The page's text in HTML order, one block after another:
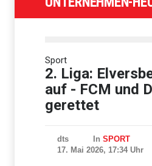
in Streit um
Hormus
Sport
2. Liga:
auf - FCM und
gerettet
dts In SPORT
17. Mai 2026, 17:34 Uhr